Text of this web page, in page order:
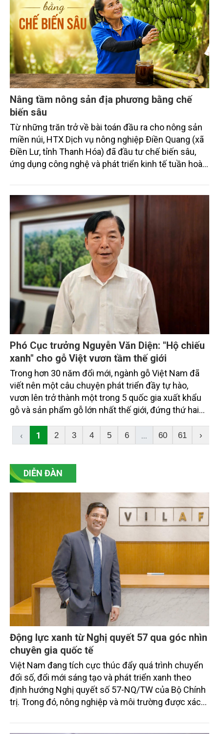
Nâng tầm nông sản địa phương bằng chế
biến sâu
Từ những trăn trở về bài toán đầu ra cho nông sản
miền núi, HTX Dịch vụ nông nghiệp Điền Quang (xã
Điền Lư, tỉnh Thanh Hóa) đã đầu tư chế biến sâu,
ứng dụng công nghệ và phát triển kinh tế tuần hoàn.
sản phẩm nông nghiệp địa phương mà còn tạo việc
làm, nâng cao thu nhập cho người dân và hình thành
chuỗi sản xuất bền vững.
Phó Cục trưởng Nguyễn Văn Diện: "Hộ chiếu
xanh" cho gỗ Việt vươn tầm thế giới
Trong hơn 30 năm đổi mới, ngành gỗ Việt Nam đã
viết nên một câu chuyện phát triển đầy tự hào,
vươn lên trở thành một trong 5 quốc gia xuất khẩu
gỗ và sản phẩm gỗ lớn nhất thế giới, đứng thứ hai
mặt trên 140 quốc gia và vùng lãnh thổ.
‹ 1 2 3 4 5 6 ... 60 61 ›
DIỄN ĐÀN
Động lực xanh từ Nghị quyết 57 qua góc nhìn
chuyên gia quốc tế
Việt Nam đang tích cực thúc đẩy quá trình chuyển
đổi số, đổi mới sáng tạo và phát triển xanh theo
định hướng Nghị quyết số 57-NQ/TW của Bộ Chính
trị. Trong đó, nông nghiệp và môi trường được xác
sắc bởi các tiến bộ công nghệ và cam kết bền vững